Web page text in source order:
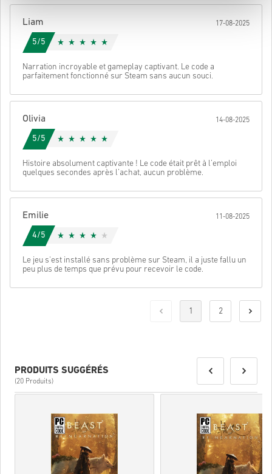
accéder à ton code.
Liam 17-08-2025
5/5
Narration incroyable et gameplay captivant. Le code a
parfaitement fonctionné sur Steam sans aucun souci.
Olivia 14-08-2025
5/5
Histoire absolument captivante ! Le code était prêt à l’emploi
quelques secondes après l’achat, aucun problème.
Emilie 11-08-2025
4/5
Le jeu s'est installé sans problème sur Steam, il a juste fallu un
peu plus de temps que prévu pour recevoir le code.
1 2
PRODUITS SUGGÉRÉS
(20 Produits)